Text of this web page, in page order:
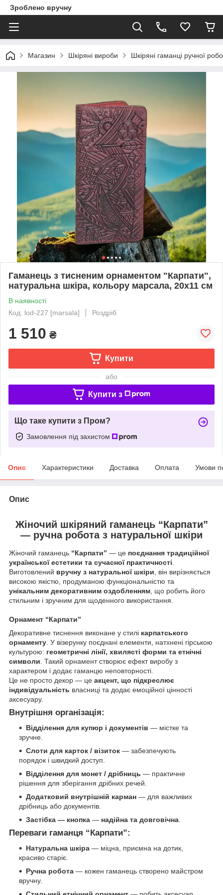
Зроблено вручну
Магазин Шкіряні вироби Шкіряні гаманці ручної
Гаманець з тисненим орнаментом "Карпати",
натуральна шкіра, кольору марсала, 20х11 см
В наявності
Код: lod-227 [marsala]
Роздріб
1 510 ₴
Купити
або
Купити з
Що таке купити з Пром?
Замовлення під захистом
Опис Характеристики Доставка Оплата Умови
Опис
Жіночий шкіряний гаманець “Карпати”
— ручна робота з натуральної шкіри
Жіночий гаманець “Карпати” — це поєднання традиційної
української естетики та сучасної практичності
Виготовлений вручну з натуральної шкіри , він вирізняється
високою якістю, продуманою функціональністю та
унікальним декоративним оздобленням , що робить його
стильним і зручним для щоденного використання.
Орнамент “Карпати”
Декоративне тиснення виконане у стилі карпатського
орнаменту . У візерунку поєднані елементи, натхнені гірською
культурою: геометричні лінії, хвилясті форми та етнічні
символи . Такий орнамент створює ефект виробу з
характером і додає гаманцю неповторності.
Це не просто декор — це акцент, що підкреслює
індивідуальність власниці та додає емоційної цінності
аксесуару.
Внутрішня організація:
Відділення для купюр і документів — містке та
зручне.
Слоти для карток / візиток — забезпечують
порядок і швидкий доступ.
Відділення для монет / дрібниць — практичне
рішення для зберігання дрібних речей.
Додатковий внутрішній карман — для важливих
дрібниць або документів.
Застібка — кнопка — надійна та довговічна
Переваги гаманця “Карпати”:
Натуральна шкіра — міцна, приємна на дотик,
красиво старіє.
Ручна робота — кожен гаманець створено майстром
вручну.